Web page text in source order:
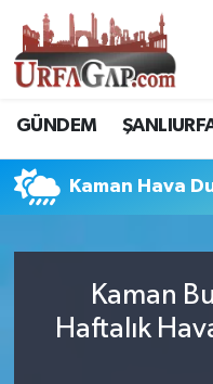
GÜNDEM
Kaman Hava
Kaman
Haftalık
Nöbetçi Eczaneler
Hava Durumu
Namaz Vakitleri
Trafik Durumu
Süper Lig Puan